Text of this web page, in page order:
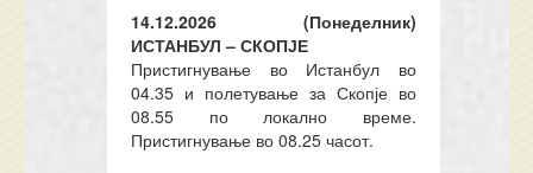
14.12.2026 (Понеделник)
ИСТАНБУЛ – СКОПЈЕ
Пристигнување во Истанбул во
04.35 и полетување за Скопје во
08.55 по локално време.
Пристигнување во 08.25 часот.